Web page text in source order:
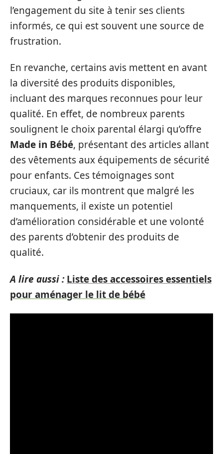
l’engagement du site à tenir ses clients
informés, ce qui est souvent une source de
frustration.
En revanche, certains avis mettent en avant
la diversité des produits disponibles,
incluant des marques reconnues pour leur
qualité. En effet, de nombreux parents
soulignent le choix parental élargi qu’offre
Made in Bébé, présentant des articles allant
des vêtements aux équipements de sécurité
pour enfants. Ces témoignages sont
cruciaux, car ils montrent que malgré les
manquements, il existe un potentiel
d’amélioration considérable et une volonté
des parents d’obtenir des produits de
qualité.
A lire aussi : Liste des accessoires essentiels
pour aménager le lit de bébé